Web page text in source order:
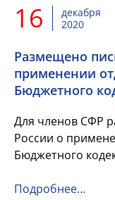
16
декабря
2020
Размещено
применении
Бюджетного
Для членов СФР
России о
Бюджетного
Подробнее…